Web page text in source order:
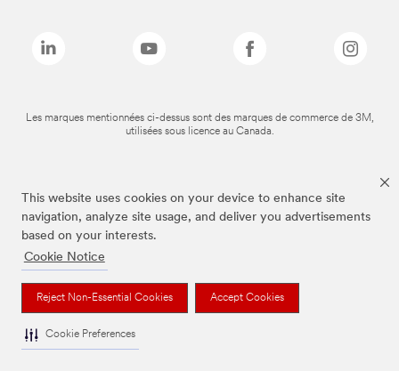
This website uses cookies on your device to enhance site
navigation, analyze site usage, and deliver you advertisements
based on your interests.
Cookie Notice
Reject Non-Essential Cookies Accept Cookies
Cookie Preferences
Les marques mentionnées ci-dessus sont des marques de commerce de 3M,
utilisées sous licence au Canada.